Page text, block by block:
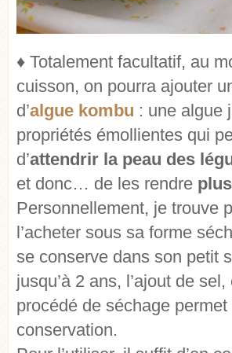
♦ Totalement facultatif, au
cuisson, on pourra ajouter
d’algue kombu : une algue
propriétés émollientes qui
d’attendrir la peau des
et donc… de les rendre
Personnellement, je trouve
l’acheter sous sa forme
se conserve dans son petit
jusqu’à 2 ans, l’ajout de
procédé de séchage
conservation.